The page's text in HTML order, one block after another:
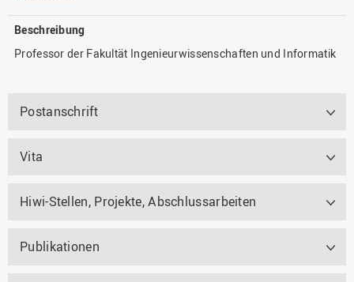
Beschreibung
Professor der Fakultät Ingenieurwissenschaften und Informatik
Postanschrift
Vita
Hiwi-Stellen, Projekte, Abschlussarbeiten
Publikationen